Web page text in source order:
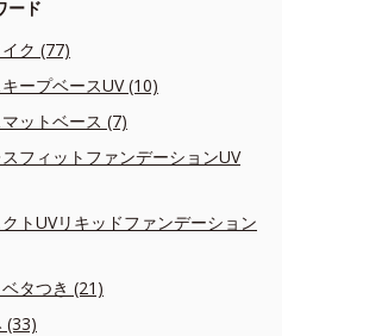
ード
ク (77)
ープベースUV (10)
ットベース (7)
フィットファンデーションUV
トUVリキッドファンデーション
タつき (21)
(33)